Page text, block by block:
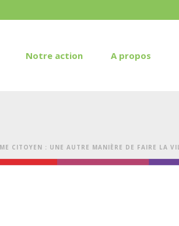
Notre action A propos
CITOYEN : UNE AUTRE MANIÈRE DE FAIRE LA